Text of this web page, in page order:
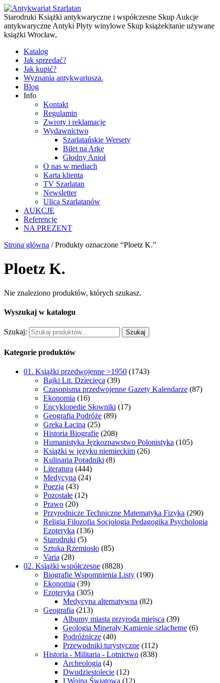
Starodruki Książki antykwaryczne i współczesne Skup Aukcje
antykwaryczne Antyki Płyty winylowe Skup książek|tanie używane
książki Wrocław,
Katalog
Jak sprzedać?
Jak kupić?
Wyznania antykwariusza.
Blog
Info
Kontakt
Regulamin
Zwroty i reklamacje
Wydawnictwo
Szarlatańskie Wersety
Bilet na Arkę
Głodny Anioł
O nas w mediach
Karta klienta
TV Szarlatan
Newsletter
Ulica Szarlatanów
AUKCJE
Referencje
NA PREZENT
Strona główna / Produkty oznaczone “Ploetz K.”
Ploetz K.
Nie znaleziono produktów, których szukasz.
Wyszukaj w katalogu
Szukaj: Szukaj
Kategorie produktów
01. Książki przedwojenne >1950 (1743)
Bajki Lit. Dziecięca (39)
Czasopisma przedwojenne Gazety Kalendarze (87)
Ekonomia (16)
Encyklopedie Słowniki (17)
Geografia Podróże (89)
Greka Łacina (25)
Historia Biografie (208)
Humanistyka Jęzkoznawstwo Polonistyka (105)
Książki w języku niemieckim (26)
Kulinaria Poradniki (8)
Literatura (444)
Medycyna (24)
Poezja (43)
Pozostałe (12)
Prawo (20)
Przyrodnicze Techniczne Matematyka Fizyka (290)
Religia Filozofia Socjologia Pedagogika Psychologia
Ezoteryka (136)
Starodruki (5)
Sztuka Rzemiosło (85)
Varia (28)
02. Książki współczesne (8828)
Biografie Wspomnienia Listy (190)
Ekonomia (39)
Ezoteryka (305)
Medycyna alternatywna (82)
Geografia (213)
Albumy miasta przyroda miejsca (39)
Geologia Minerały Kamienie szlachetne (6)
Podróżnicze (40)
Przewodniki turystyczne (112)
Historia - Militaria - Lotnictwo (838)
Archeologia (4)
Dwudziestolecie (12)
I Wojna Światowa (12)